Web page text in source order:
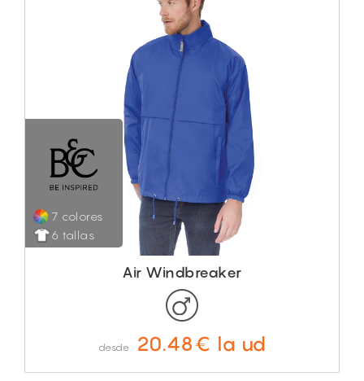
7 colores
6 tallas
Air Windbreaker
desde 20.48€ la ud